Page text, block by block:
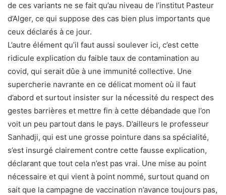
de ces variants ne se fait qu’au niveau de l’institut Pasteur
d’Alger, ce qui suppose des cas bien plus importants que
ceux déclarés à ce jour.
L’autre élément qu’il faut aussi soulever ici, c’est cette
ridicule explication du faible taux de contamination au
covid, qui serait dûe à une immunité collective. Une
supercherie navrante en ce délicat moment où il faut
d’abord et surtout insister sur la nécessité du respect des
gestes barrières et mettre fin à cette débandade que l’on
voit un peu partout dans le pays. D’ailleurs le professeur
Sanhadji, qui est une grosse pointure dans sa spécialité,
s’est insurgé clairement contre cette fausse explication,
déclarant que tout cela n’est pas vrai. Une mise au point
nécessaire et qui vient à point nommé, surtout quand on
sait que la campagne de vaccination n’avance toujours pas,